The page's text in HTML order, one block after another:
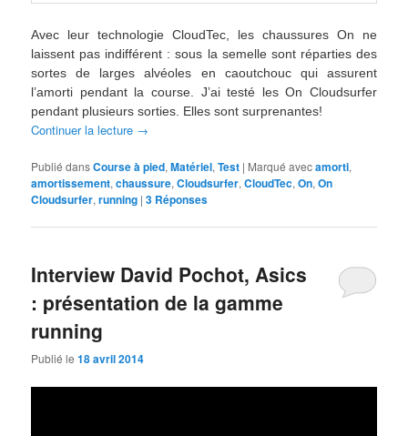
Avec leur technologie CloudTec, les chaussures On ne
laissent pas indifférent : sous la semelle sont réparties des
sortes de larges alvéoles en caoutchouc qui assurent
l’amorti pendant la course. J’ai testé les On Cloudsurfer
pendant plusieurs sorties. Elles sont surprenantes!
Continuer la lecture →
Publié dansCourse à pied,Matériel,Test | Marqué avecamorti,
amortissement,chaussure,Cloudsurfer,CloudTec,On,On
Cloudsurfer,running |3 Réponses
Interview David Pochot, Asics
: présentation de la gamme
running
Publié le18 avril 2014